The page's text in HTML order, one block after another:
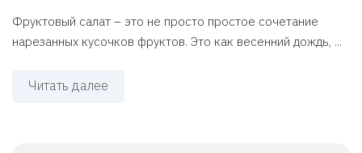
Фруктовый салат – это не просто простое сочетание
нарезанных кусочков фруктов. Это как весенний дождь, ...
Читать далее